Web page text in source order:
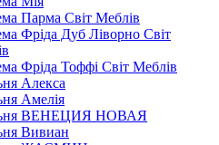
Парма Свiт Меблiв
Фріда Дуб Ліворно Світ
Фріда Тоффі Світ Меблів
Алекса
Амелія
ВЕНЕЦИЯ НОВАЯ
Вивиан